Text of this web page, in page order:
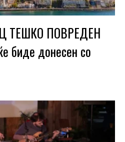
ТЕШКО ПОВРЕДЕН
биде донесен со